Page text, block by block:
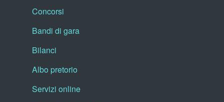
Concorsi
Bandi di gara
Bilanci
Albo pretorio
Servizi online